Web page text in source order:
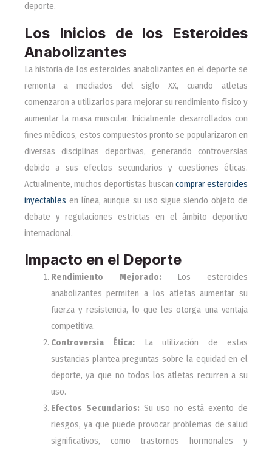
deporte.
Los Inicios de los Esteroides
Anabolizantes
La historia de los esteroides anabolizantes en el deporte se
remonta a mediados del siglo XX, cuando atletas
comenzaron a utilizarlos para mejorar su rendimiento físico y
aumentar la masa muscular. Inicialmente desarrollados con
fines médicos, estos compuestos pronto se popularizaron en
diversas disciplinas deportivas, generando controversias
debido a sus efectos secundarios y cuestiones éticas.
Actualmente, muchos deportistas buscan comprar esteroides
inyectables en línea, aunque su uso sigue siendo objeto de
debate y regulaciones estrictas en el ámbito deportivo
internacional.
Impacto en el Deporte
Rendimiento Mejorado:Los esteroides
anabolizantes permiten a los atletas aumentar su
fuerza y resistencia, lo que les otorga una ventaja
competitiva.
Controversia Ética: La utilización de estas
sustancias plantea preguntas sobre la equidad en el
deporte, ya que no todos los atletas recurren a su
uso.
Efectos Secundarios:Su uso no está exento de
riesgos, ya que puede provocar problemas de salud
significativos, como trastornos hormonales y